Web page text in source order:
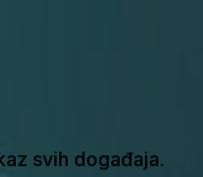
svih događaja.